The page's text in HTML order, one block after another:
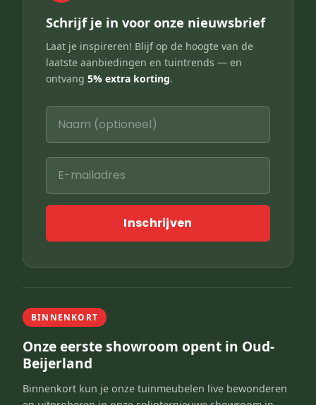
Schrijf je in voor onze nieuwsbrief
Laat je inspireren! Blijf op de hoogte van de
laatste aanbiedingen en tuintrends — en
ontvang 5% extra korting.
Inschrijven
BINNENKORT
Onze eerste showroom opent in Oud-
Beijerland
Binnenkort kun je onze tuinmeubelen live bewonderen